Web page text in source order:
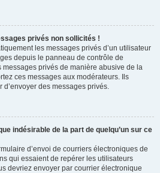
privés non sollicités !
les messages privés d’un utilisateur
depuis le panneau de contrôle de
messages privés de manière abusive de la
ces messages aux modérateurs. Ils
des messages privés.
indésirable de la part de quelqu’un sur ce
d’envoi de courriers électroniques de
qui essaient de repérer les utilisateurs
devriez envoyer par courrier électronique